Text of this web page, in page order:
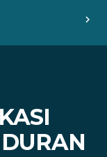
chevron_right